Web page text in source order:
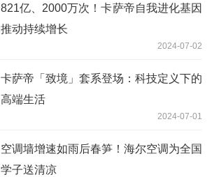
821亿、2000万次！卡萨帝自我进化基因
推动持续增长
2024-07-02
卡萨帝「致境」套系登场：科技定义下的
高端生活
2024-07-01
空调墙增速如雨后春笋！海尔空调为全国
学子送清凉